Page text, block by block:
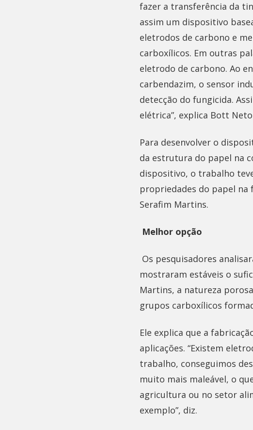
fazer a transferência da
assim um dispositivo
eletrodos de carbono e
carboxílicos. Em outras
eletrodo de carbono. Ao
carbendazim, o sensor
detecção do fungicida.
elétrica”, explica Bott Neto
Para desenvolver o
da estrutura do papel na
dispositivo, o trabalho
propriedades do papel na
Serafim Martins.
Melhor opção
Os pesquisadores
mostraram estáveis o
Martins, a natureza
grupos carboxílicos
Ele explica que a
aplicações. “Existem
trabalho, conseguimos
muito mais maleável, o
agricultura ou no setor
exemplo”, diz.